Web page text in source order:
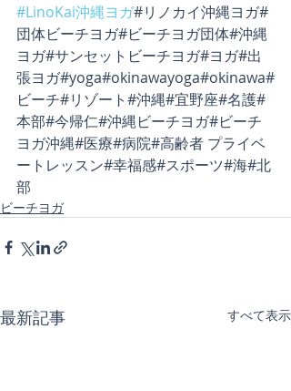
#LinoKai沖縄ヨガ#リノカイ沖縄ヨガ#
団体ビーチヨガ#ビーチヨガ団体#沖縄
ヨガ#サンセットビーチヨガ#ヨガ#出
張ヨガ#yoga#okinawayoga#okinawa#
ビーチ#リゾート#沖縄#宜野座#名護#
本部#今帰仁#沖縄ビーチヨガ#ビーチ
ヨガ沖縄#医療#病院#高齢者 プライベ
ートレッスン#幸福感#スポーツ#海#北
部
ビーチヨガ
最新記事 すべて表示